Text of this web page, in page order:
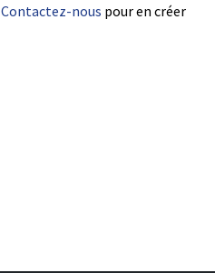
Contactez-nous pour en créer